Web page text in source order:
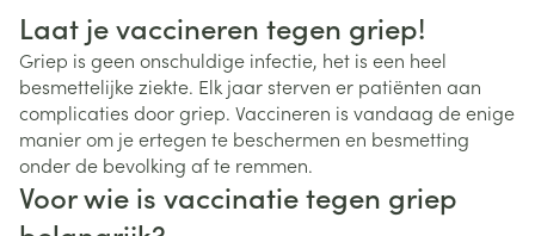
Laat je vaccineren tegen griep!
Griep is geen onschuldige infectie, het is een heel
besmettelijke ziekte. Elk jaar sterven er patiënten aan
complicaties door griep. Vaccineren is vandaag de enige
manier om je ertegen te beschermen en besmetting
onder de bevolking af te remmen.
Voor wie is vaccinatie tegen griep